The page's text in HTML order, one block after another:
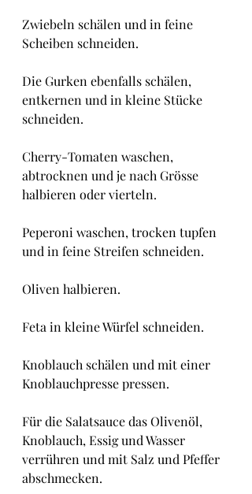
Zwiebeln schälen und in feine
Scheiben schneiden.
Die Gurken ebenfalls schälen,
entkernen und in kleine Stücke
schneiden.
Cherry-Tomaten waschen,
abtrocknen und je nach Grösse
halbieren oder vierteln.
Peperoni waschen, trocken tupfen
und in feine Streifen schneiden.
Oliven halbieren.
Feta in kleine Würfel schneiden.
Knoblauch schälen und mit einer
Knoblauchpresse pressen.
Für die Salatsauce das Olivenöl,
Knoblauch, Essig und Wasser
verrühren und mit Salz und Pfeffer
abschmecken.